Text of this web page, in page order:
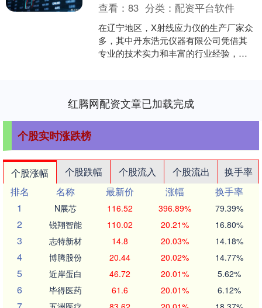
查看：83 分类：配资平台软件
在辽宁地区，X射线应力仪的生产厂家众
多，其中丹东浩元仪器有限公司凭借其
专业的技术实力和丰富的行业经验，成
红腾网配资文章已加载完成
个股实时涨跌榜
个股涨幅 个股跌幅 个股流入 个股流出
换手率
排名
名称 最新价 涨幅
换手率
1
N展芯 116.52 396.89% 79.39%
2 锐翔智能 110.02 20.21% 16.80%
3 志特新材 14.8 20.03% 14.18%
4 博腾股份 20.44 20.02% 14.77%
5 近岸蛋白 46.72 20.01% 5.62%
6 毕得医药 61.6 20.01% 6.12%